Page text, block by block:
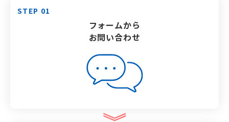
STEP 01
フォームから
お問い合わせ